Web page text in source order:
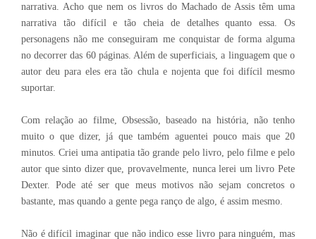
narrativa. Acho que nem os livros do Machado de Assis têm uma
narrativa tão difícil e tão cheia de detalhes quanto essa. Os
personagens não me conseguiram me conquistar de forma alguma
no decorrer das 60 páginas. Além de superficiais, a linguagem que o
autor deu para eles era tão chula e nojenta que foi difícil mesmo
suportar.
Com relação ao filme, Obsessão, baseado na história, não tenho
muito o que dizer, já que também aguentei pouco mais que 20
minutos. Criei uma antipatia tão grande pelo livro, pelo filme e pelo
autor que sinto dizer que, provavelmente, nunca lerei um livro Pete
Dexter. Pode até ser que meus motivos não sejam concretos o
bastante, mas quando a gente pega ranço de algo, é assim mesmo.
Não é difícil imaginar que não indico esse livro para ninguém, mas